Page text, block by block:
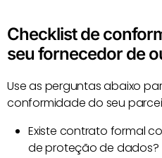
Checklist de
seu fornecedor de
Use as perguntas abaixo
conformidade do seu
Existe contrato formal
de proteção de dados?